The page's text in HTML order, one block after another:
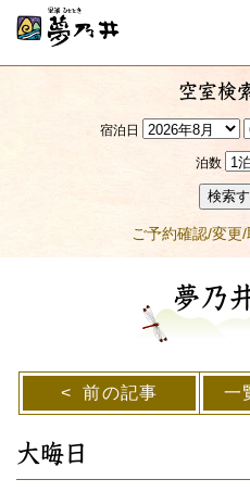
空室検
宿泊日
泊数
検索
ご予約確認/変更/
夢乃
前の記事 一
大晦日